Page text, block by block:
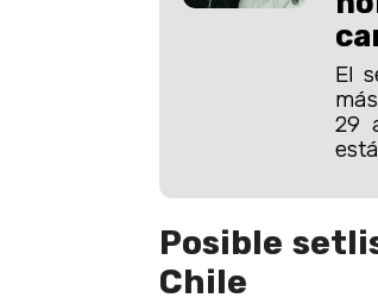
El
29
Posible
Chile